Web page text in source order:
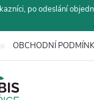
po odeslání
OBCHODNÍ